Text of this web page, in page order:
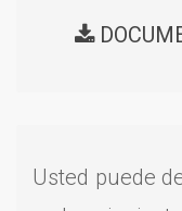
Usted puede